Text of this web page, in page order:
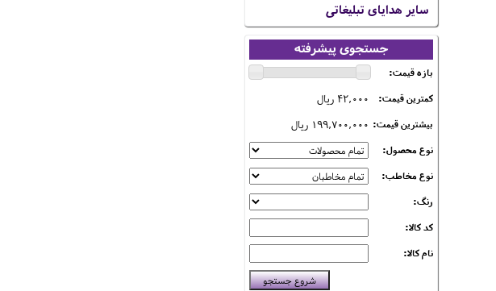
سایر هدایای تبلیغاتی
جستجوی پیشرفته
بازه قیمت:
کمترین قیمت:
42,000 ریال
بیشترین قیمت: 199,700,000 ریال
نوع محصول:
نوع مخاطب:
رنگ:
کد کالا:
نام کالا: